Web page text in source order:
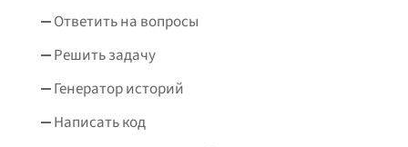
Ответить на вопросы
Решить задачу
Генератор историй
Написать код